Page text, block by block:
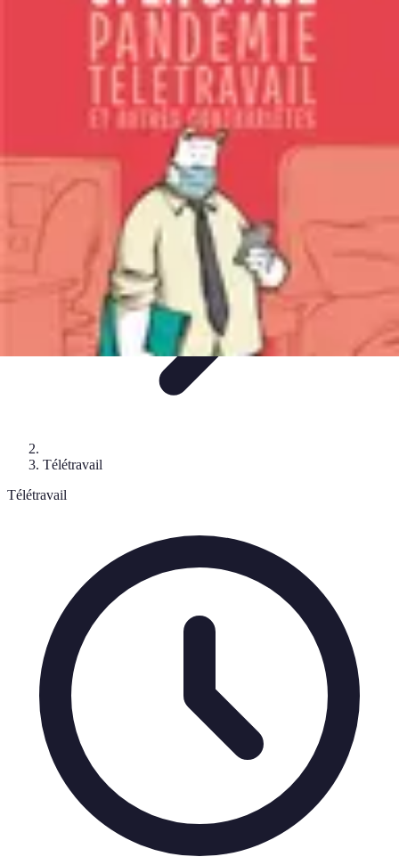
Connexion Rapide
Optimisation
Optimisation de
Technologie Applications
Connexion Rapide
Télétravail
Télétravail